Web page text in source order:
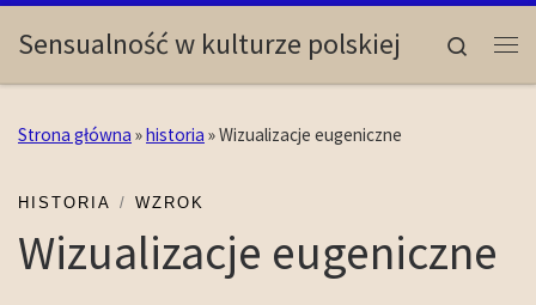
Skip to content
Sensualność w kulturze polskiej
Search
Strona główna »historia »Wizualizacje eugeniczne
HISTORIA WZROK
Wizualizacje eugeniczne